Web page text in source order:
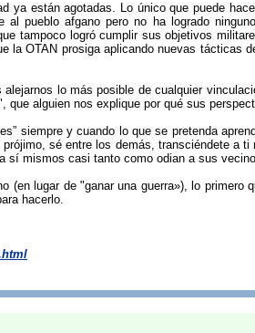
ya están agotadas. Lo único que puede
pueblo afgano pero no ha logrado
tampoco logró cumplir sus objetivos
la OTAN prosiga aplicando nuevas tácticas
lo más posible de cualquier
alguien nos explique por qué sus
siempre y cuando lo que se pretenda
sé entre los demás, transciéndete a
sí mismos casi tanto como odian a sus
lugar de "ganar una guerra»), lo primero
hacerlo.